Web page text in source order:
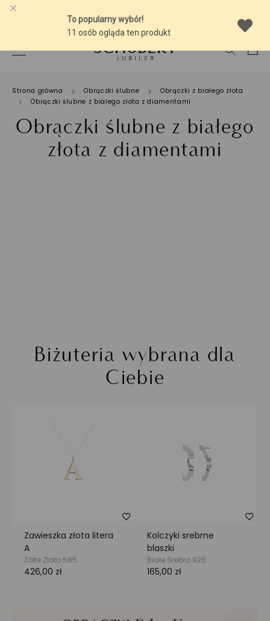
Strona główna Obrączki ślubne
Obrączki z białego złota
Obrączki ślubne z białego złota z diamentami
Obrączki ślubne z białego
złota z diamentami
Biżuteria wybrana dla
Ciebie